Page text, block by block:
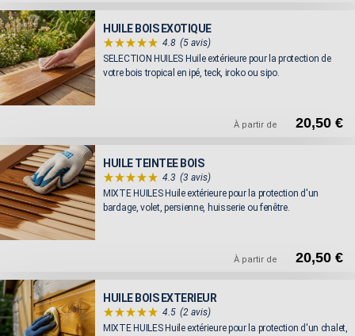
HUILE BOIS EXOTIQUE
4.8 (5 avis)
SELECTION HUILES Huile extérieure pour la protection de
votre bois tropical en ipé, teck, iroko ou sipo.
À partir de 20,50 €
HUILE TEINTEE BOIS
4.3 (3 avis)
MIXTE HUILES Huile extérieure pour la protection d'un
bardage, volet, persienne, huisserie ou fenêtre.
À partir de 20,50 €
HUILE BOIS EXTERIEUR
4.5 (2 avis)
MIXTE HUILES Huile extérieure pour la protection d'un chalet,